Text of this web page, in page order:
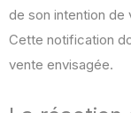
de son intention de
Cette notification
vente envisagée.